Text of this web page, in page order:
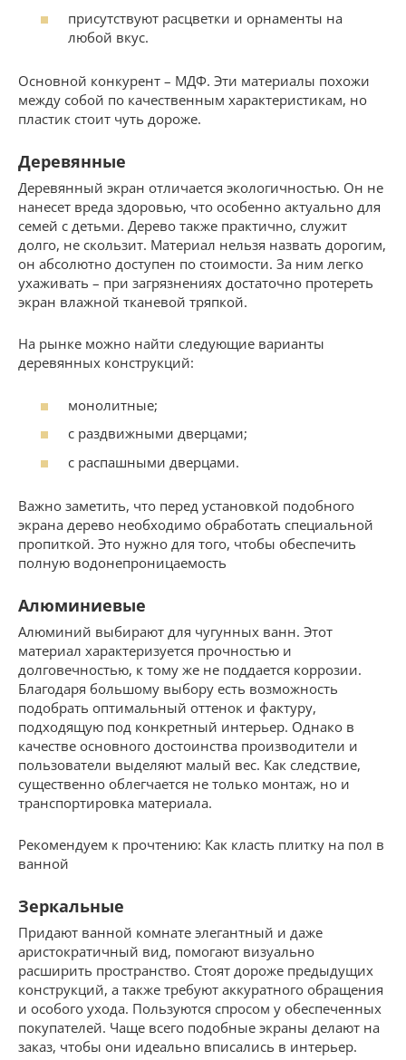
присутствуют расцветки и орнаменты на
любой вкус.
Основной конкурент – МДФ. Эти материалы похожи
между собой по качественным характеристикам, но
пластик стоит чуть дороже.
Деревянные
Деревянный экран отличается экологичностью. Он не
нанесет вреда здоровью, что особенно актуально для
семей с детьми. Дерево также практично, служит
долго, не скользит. Материал нельзя назвать дорогим,
он абсолютно доступен по стоимости. За ним легко
ухаживать – при загрязнениях достаточно протереть
экран влажной тканевой тряпкой.
На рынке можно найти следующие варианты
деревянных конструкций:
монолитные;
с раздвижными дверцами;
с распашными дверцами.
Важно заметить, что перед установкой подобного
экрана дерево необходимо обработать специальной
пропиткой. Это нужно для того, чтобы обеспечить
полную водонепроницаемость
Алюминиевые
Алюминий выбирают для чугунных ванн. Этот
материал характеризуется прочностью и
долговечностью, к тому же не поддается коррозии.
Благодаря большому выбору есть возможность
подобрать оптимальный оттенок и фактуру,
подходящую под конкретный интерьер. Однако в
качестве основного достоинства производители и
пользователи выделяют малый вес. Как следствие,
существенно облегчается не только монтаж, но и
транспортировка материала.
Рекомендуем к прочтению: Как класть плитку на пол в
ванной
Зеркальные
Придают ванной комнате элегантный и даже
аристократичный вид, помогают визуально
расширить пространство. Стоят дороже предыдущих
конструкций, а также требуют аккуратного обращения
и особого ухода. Пользуются спросом у обеспеченных
покупателей. Чаще всего подобные экраны делают на
заказ, чтобы они идеально вписались в интерьер.